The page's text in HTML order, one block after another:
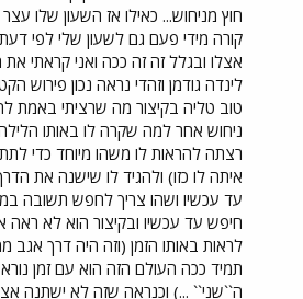
חוץ מניחוש... כאילו אז השעון שלו
קורה מידי פעם גם לשעון שלי לפי
אצלו ובגלל זה זה ככה ואני קראתי
לינדה גודמן וזהדי נראה נכון
טוב טליה בקיצור מה שרציתי באמת
ניחוש אחר למה שקרה לו באותו
רצתה להראות לו משהו מיוחד כדי
איתה לו כזו) ולהגיד לו שישנה את
עד עכשיו ושהו צריך לחפש תשובה
חיפש עד עכשיו ובקיצור הוא לא
לראות באותו הזמן (וזה היה דרך
תמיד ככה העולם הזה הוא עם זמן
ה``שני`` ...) וכנראה שזה לא ישתנה